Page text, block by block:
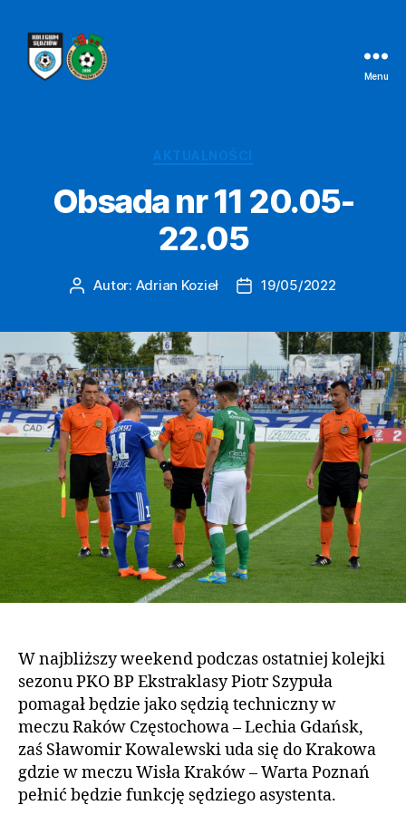
Menu
Kategorie
AKTUALNOŚCI
Obsada nr 11 20.05-
22.05
AutorAutor: Adrian Kozieł
Data19/05/2022
W najbliższy weekend podczas ostatniej kolejki
sezonu PKO BP Ekstraklasy Piotr Szypuła
pomagał będzie jako sędzią techniczny w
meczu Raków Częstochowa – Lechia Gdańsk,
zaś Sławomir Kowalewski uda się do Krakowa
gdzie w meczu Wisła Kraków – Warta Poznań
pełnić będzie funkcję sędziego asystenta.